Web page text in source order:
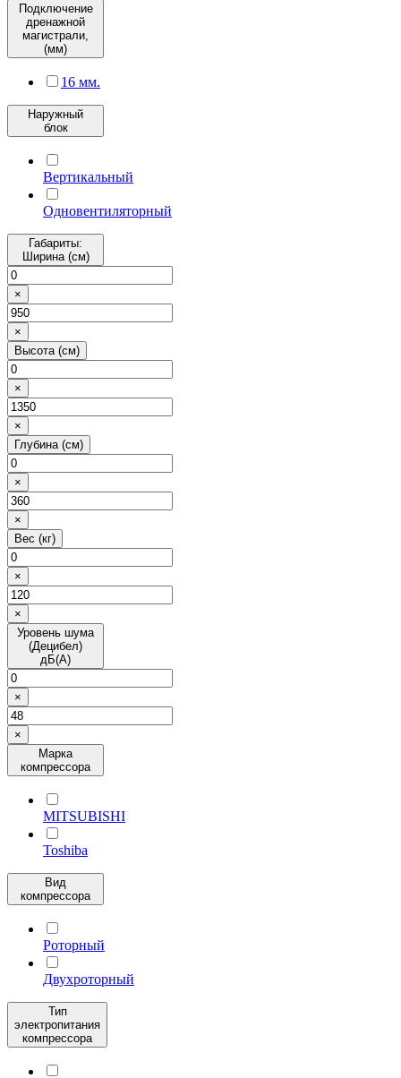
Подключение
дренажной
магистрали,
(мм)
16 мм.
Наружный
блок
Вертикальный
Одновентиляторный
Габариты:
Ширина (см)
×
×
Высота (см)
×
×
Глубина (см)
×
×
Вес (кг)
×
×
Уровень шума
(Децибел)
дБ(А)
×
×
Марка
компрессора
MITSUBISHI
Toshiba
Вид
компрессора
Роторный
Двухроторный
Тип
электропитания
компрессора